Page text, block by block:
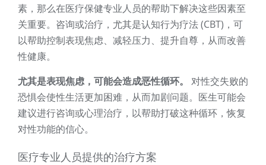
素，那么在医疗保健专业人员的帮助下解决这些因素至
关重要。咨询或治疗，尤其是认知行为疗法 (CBT)，可
以帮助控制表现焦虑、减轻压力、提升自尊，从而改善
性健康。
尤其是表现焦虑，可能会造成恶性循环。
对性交失败的
恐惧会使性生活更加困难，从而加剧问题。医生可能会
建议进行咨询或心理治疗，以帮助打破这种循环，恢复
对性功能的信心。
医疗专业人员提供的治疗方案